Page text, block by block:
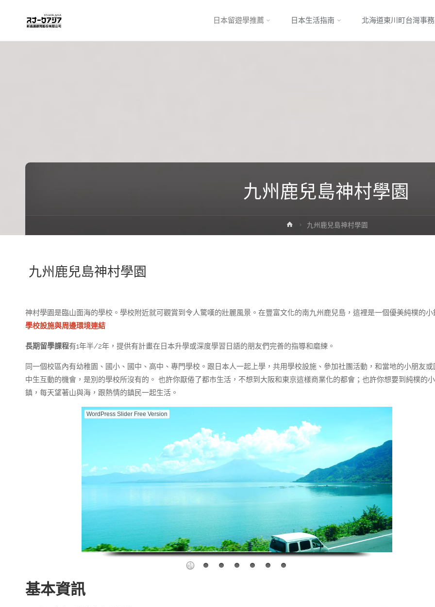
東
日本留遊學推薦 日本生活指南 北海道東川町台灣事
九州鹿兒島神村學園
首
頁
九州鹿兒島神村學園
九州鹿兒島神村學園
神村學園是臨山面海的學校。學校附近就可觀賞到令人驚嘆的壯麗風景。在豐富文化的南九州鹿兒島，這裡是一個優美純樸的小
學校設施與周邊環境連結
長期留學課程有1年半/2年，提供有計畫在日本升學或深度學習日語的朋友們完善的指導和磨練。
同一個校區內有幼稚園、國小、國中、高中、專門學校。跟日本人一起上學，共用學校設施、參加社團活動，和當地的小朋友或
中生互動的機會，是別的學校所沒有的。 也許你厭倦了都市生活，不想到大阪和東京這樣商業化的都會；也許你想要到純樸的小
鎮，每天望著山與海，跟熱情的鎮民一起生活。
WordPress Slider Free Version
基本資訊